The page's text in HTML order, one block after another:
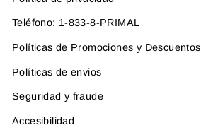
Teléfono: 1-833-8-PRIMAL
Políticas de Promociones y Descuentos
Políticas de envios
Seguridad y fraude
Accesibilidad